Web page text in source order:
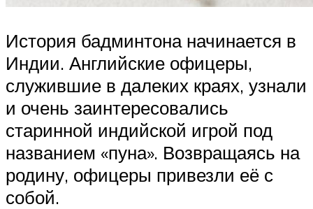
История бадминтона начинается в
Индии. Английские офицеры,
служившие в далеких краях, узнали
и очень заинтересовались
старинной индийской игрой под
названием «пуна». Возвращаясь на
родину, офицеры привезли её с
собой.